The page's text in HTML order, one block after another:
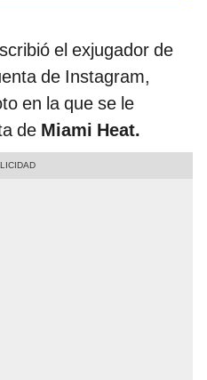
el exjugador de
de Instagram,
en la que se le
de Miami Heat.